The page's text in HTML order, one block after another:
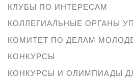
КЛУБЫ ПО ИНТЕРЕСАМ
КОЛЛЕГИАЛЬНЫЕ ОРГАНЫ
КОМИТЕТ ПО ДЕЛАМ
КОНКУРСЫ
КОНКУРСЫ И ОЛИМПИАДЫ